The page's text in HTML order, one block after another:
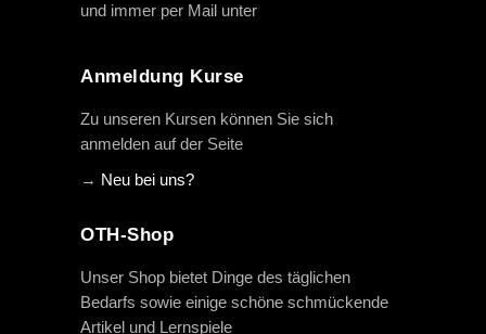
und immer per Mail unter
Anmeldung Kurse
Zu unseren Kursen können Sie sich
anmelden auf der Seite
→ Neu bei uns?
OTH-Shop
Unser Shop bietet Dinge des täglichen
Bedarfs sowie einige schöne schmückende
Artikel und Lernspiele